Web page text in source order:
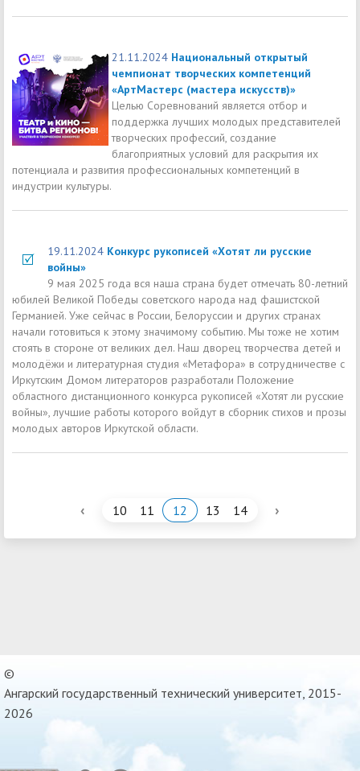
21.11.2024 Национальный открытый
чемпионат творческих компетенций
«АртМастерс (мастера искусств)»
Целью Соревнований является отбор и
поддержка лучших молодых представителей
творческих профессий, создание
благоприятных условий для раскрытия их
потенциала и развития профессиональных компетенций в
индустрии культуры.
19.11.2024 Конкурс рукописей «Хотят ли русские
войны»
9 мая 2025 года вся наша страна будет отмечать 80-летний
юбилей Великой Победы советского народа над фашистской
Германией. Уже сейчас в России, Белоруссии и других странах
начали готовиться к этому значимому событию. Мы тоже не хотим
стоять в стороне от великих дел. Наш дворец творчества детей и
молодёжи и литературная студия «Метафора» в сотрудничестве с
Иркутским Домом литераторов разработали Положение
областного дистанционного конкурса рукописей «Хотят ли русские
войны», лучшие работы которого войдут в сборник стихов и прозы
молодых авторов Иркутской области.
‹ 10 11 12 13 14 ›
©
Ангарский государственный технический университет, 2015-
2026